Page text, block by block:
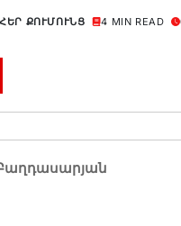
ՔՈՒՄՈՒՆՑ 4 MIN READ